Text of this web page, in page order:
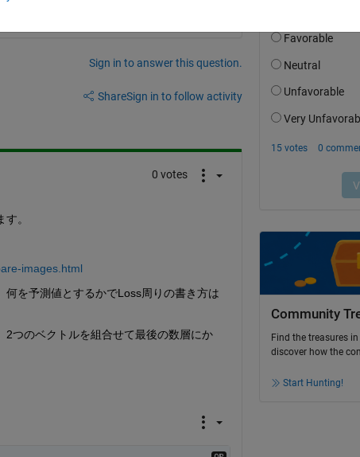
Sign in to answer this question.
ShareSign in to follow activity
0 votes
。
images.html
を予測値とするかでLoss周りの書き方は
つのベクトルを組合せて最後の数層にか
Community
Find the treasures
discover how the
Start Hunting!